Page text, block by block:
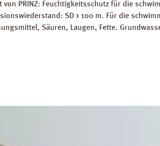
PRINZ: Feuchtigkeitsschutz für die
SD > 100 m. Für die
Säuren, Laugen, Fette.
geeignet. Abmessungen: Länge: